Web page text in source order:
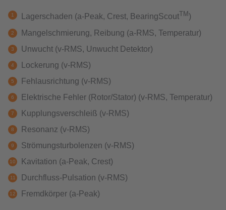
Lagerschaden (a-Peak, Crest, BearingScoutTM )
Mangelschmierung, Reibung (a-RMS, Temperatur)
Unwucht (v-RMS, Unwucht Detektor)
Lockerung (v-RMS)
Fehlausrichtung (v-RMS)
Elektrische Fehler (Rotor/Stator) (v-RMS, Temperatur)
Kupplungsverschleiß (v-RMS)
Resonanz (v-RMS)
Strömungsturbolenzen (v-RMS)
Kavitation (a-Peak, Crest)
Durchfluss-Pulsation (v-RMS)
Fremdkörper (a-Peak)